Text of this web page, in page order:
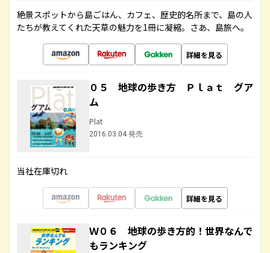
絶景スポットから島ごはん、カフェ、歴史的名所まで、島の人
たちが教えてくれた天草の魅力を1冊に凝縮。さあ、島旅へ。
詳細を見る
０５ 地球の歩き方 Ｐｌａｔ グア
ム
Plat
2016.03.04 発売
当社在庫切れ
詳細を見る
Ｗ０６ 地球の歩き方的！世界なんで
もランキング